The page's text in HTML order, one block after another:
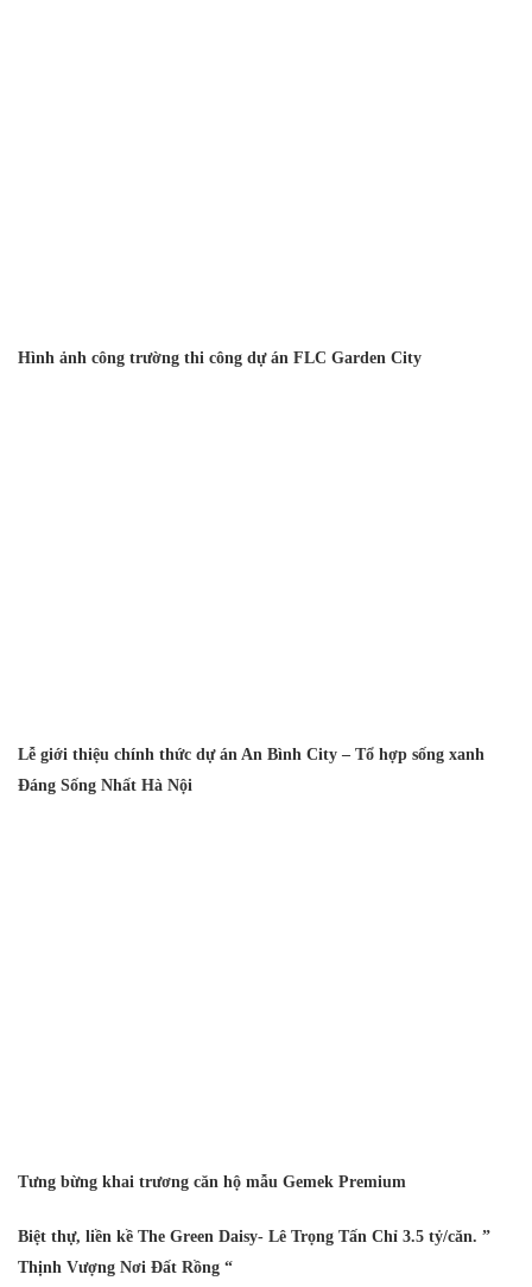
Hình ảnh công trường thi công dự án FLC Garden City
Lễ giới thiệu chính thức dự án An Bình City – Tổ hợp sống xanh
Đáng Sống Nhất Hà Nội
Tưng bừng khai trương căn hộ mẫu Gemek Premium
Biệt thự, liền kề The Green Daisy- Lê Trọng Tấn Chỉ 3.5 tỷ/căn. ”
Thịnh Vượng Nơi Đất Rồng “